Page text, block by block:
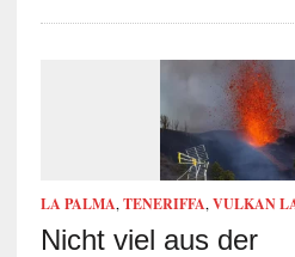
LA PALMA, TENERIFFA, VULKAN
Nicht viel aus der